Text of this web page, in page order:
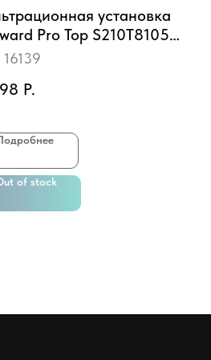
установка
Pro Top S210T8105
ч, D500)
16139
Р.
of stock